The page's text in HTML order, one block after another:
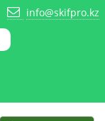
info@skifpro.kz